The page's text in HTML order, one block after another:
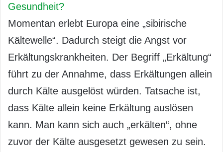
Gesundheit?
Momentan erlebt Europa eine „sibirische
Kältewelle“. Dadurch steigt die Angst vor
Erkältungskrankheiten. Der Begriff „Erkältung“
führt zu der Annahme, dass Erkältungen allein
durch Kälte ausgelöst würden. Tatsache ist,
dass Kälte allein keine Erkältung auslösen
kann. Man kann sich auch „erkälten“, ohne
zuvor der Kälte ausgesetzt gewesen zu sein.